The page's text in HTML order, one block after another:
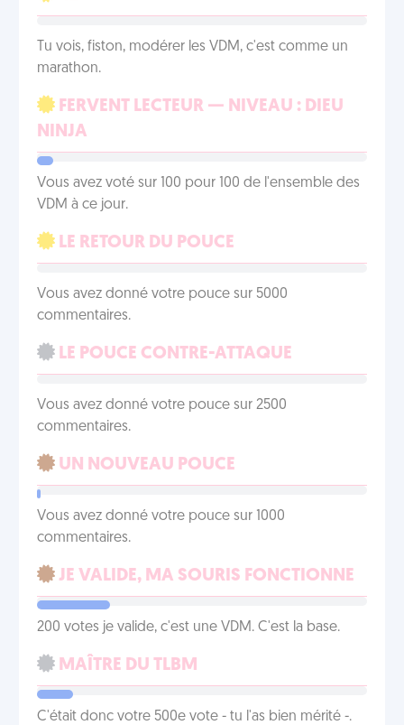
Tu vois, fiston, modérer les VDM, c'est comme un
marathon.
FERVENT LECTEUR — NIVEAU : DIEU
NINJA
Vous avez voté sur 100 pour 100 de l'ensemble des
VDM à ce jour.
LE RETOUR DU POUCE
Vous avez donné votre pouce sur 5000
commentaires.
LE POUCE CONTRE-ATTAQUE
Vous avez donné votre pouce sur 2500
commentaires.
UN NOUVEAU POUCE
Vous avez donné votre pouce sur 1000
commentaires.
JE VALIDE, MA SOURIS FONCTIONNE
200 votes je valide, c'est une VDM. C'est la base.
MAÎTRE DU TLBM
C'était donc votre 500e vote - tu l'as bien mérité -.